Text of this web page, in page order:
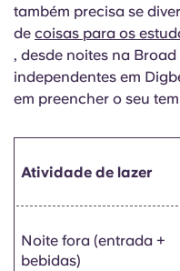
também precisa se
de coisas para os
, desde noites na
independentes em
em preencher o seu
Atividade de lazer
Noite fora (entrada +
bebidas)